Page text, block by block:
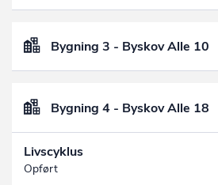
Bygning 3 - Byskov Alle 10
Bygning 4 - Byskov Alle 18
Livscyklus
Opført